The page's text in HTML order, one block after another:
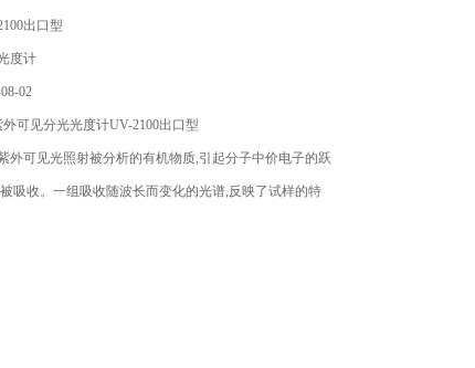
出口型
度计
02
可见分光光度计UV-2100出口型
外可见光照射被分析的有机物质,引起分子中价电子的跃
吸收。一组吸收随波长而变化的光谱,反映了试样的特